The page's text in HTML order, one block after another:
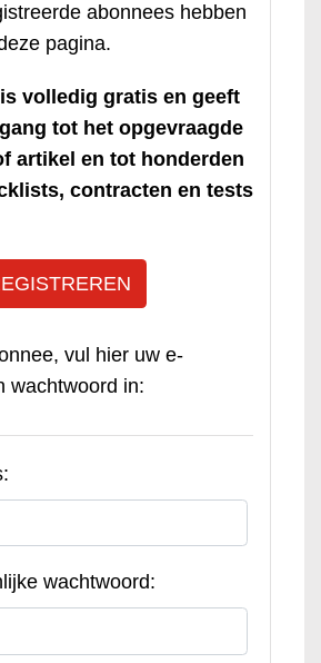
abonnees hebben
pagina.
volledig gratis en geeft
tot het opgevraagde
artikel en tot honderden
contracten en tests
vul hier uw e-
wachtwoord in:
wachtwoord: